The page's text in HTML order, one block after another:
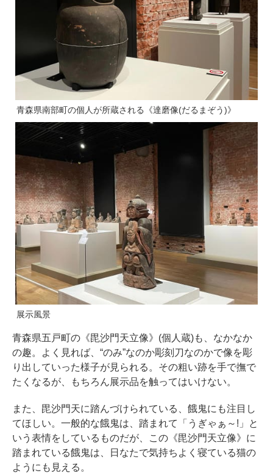
青森県南部町の個人が所蔵される《達磨像(だるまぞう)》
展示風景
青森県五戸町の《毘沙門天立像》(個人蔵)も、なかなか
の趣。よく見れば、“のみ”なのか彫刻刀なのかで像を彫
り出していった様子が見られる。その粗い跡を手で撫で
たくなるが、もちろん展示品を触ってはいけない。
また、毘沙門天に踏んづけられている、餓鬼にも注目し
てほしい。一般的な餓鬼は、踏まれて「うぎゃぁ～!」と
いう表情をしているものだが、この《毘沙門天立像》に
踏まれている餓鬼は、日なたで気持ちよく寝ている猫の
ようにも見える。